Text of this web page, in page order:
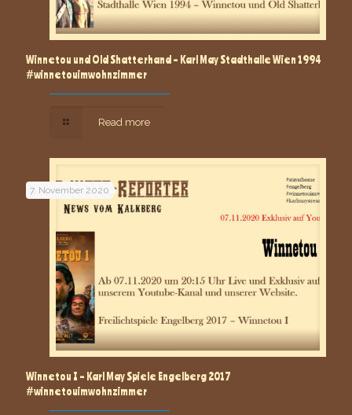
Winnetou und Old Shatterhand – Karl May Stadthalle Wien 1994
#winnetouimwohnzimmer
Read more
7. November 2020
Winnetou I – Karl May Spiele Engelberg 2017
#winnetouimwohnzimmer